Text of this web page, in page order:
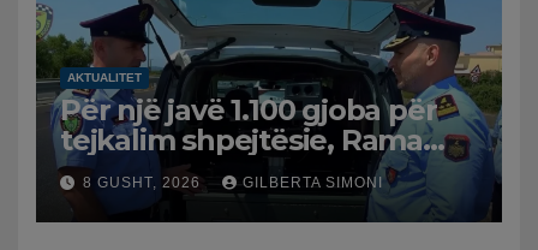
AKTUALITET
Për një javë 1.100 gjoba për
tejkalim shpejtësie, Rama
publikon videon: Kamerat e
trafikut së shpejti në
funksion
8 GUSHT, 2026 GILBERTA SIMONI